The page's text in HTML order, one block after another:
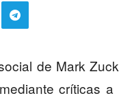
de Mark
críticas